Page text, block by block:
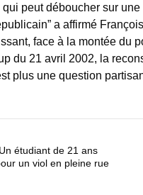
peut déboucher sur
a affirmé
face à la montée du
du 21 avril 2002, la
plus une question
étudiant de 21 ans
un viol en pleine rue